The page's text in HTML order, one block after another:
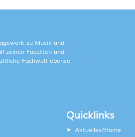
zu Musik und
seinen Facetten und
Fachwelt ebenso
Quicklinks
Aktuelles/Home